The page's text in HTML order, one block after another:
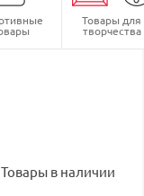
Товары для
творчества
Товары в наличии